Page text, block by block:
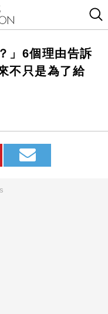
」6個理由告訴
不只是為了給